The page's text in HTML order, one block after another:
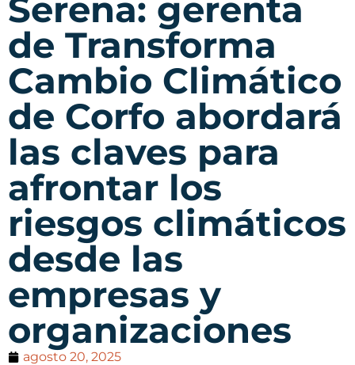
Serena: gerenta
de Transforma
Cambio Climático
de Corfo abordará
las claves para
afrontar los
riesgos climáticos
desde las
empresas y
organizaciones
agosto 20, 2025